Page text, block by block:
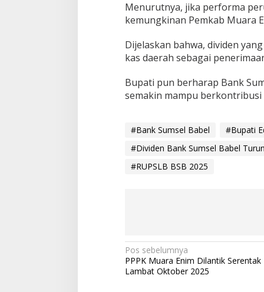
Menurutnya, jika performa
kemungkinan Pemkab Muara
Dijelaskan bahwa, dividen
kas daerah sebagai
Bupati pun berharap Bank
semakin mampu berkontribusi
#Bank Sumsel Babel #Bupati
#Dividen Bank Sumsel Babel Turun
#RUPSLB BSB 2025
N
a
Pos sebelumnya
PPPK Muara Enim Dilantik Serentak
Lambat Oktober 2025